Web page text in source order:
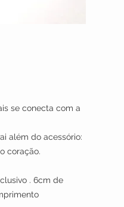
se conecta com a
além do acessório:
coração.
. 6cm de